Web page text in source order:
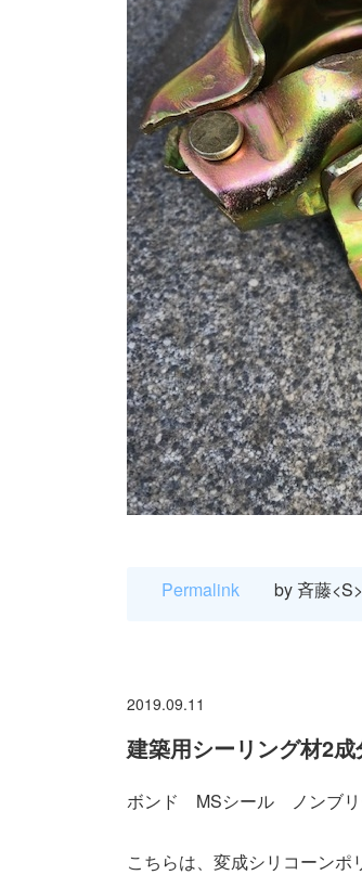
Permalink by 斉藤<S>
2019.09.11
建築用シーリング材2
ボンド MSシール ノンブリ
こちらは、変成シリコーン